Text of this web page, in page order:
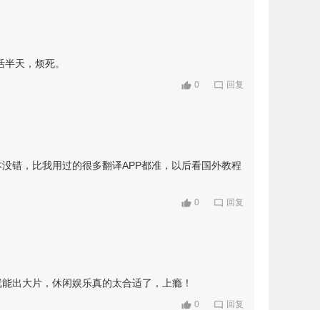
天，烦死。
0 回复
错，比我用过的很多翻译APP都准，以后看国外教程
0 回复
出大片，休闲娱乐真的太合适了，上瘾！
0 回复